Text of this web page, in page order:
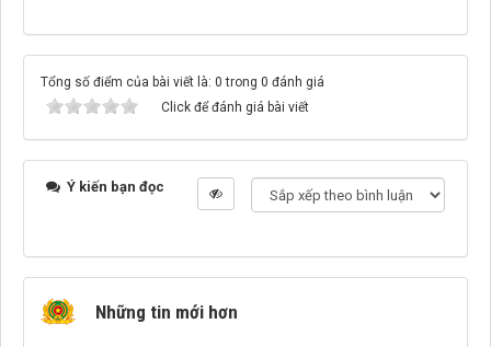
Tổng số điểm của bài viết là: 0 trong 0 đánh giá
Click để đánh giá bài viết
Ý kiến bạn đọc
Những tin mới hơn